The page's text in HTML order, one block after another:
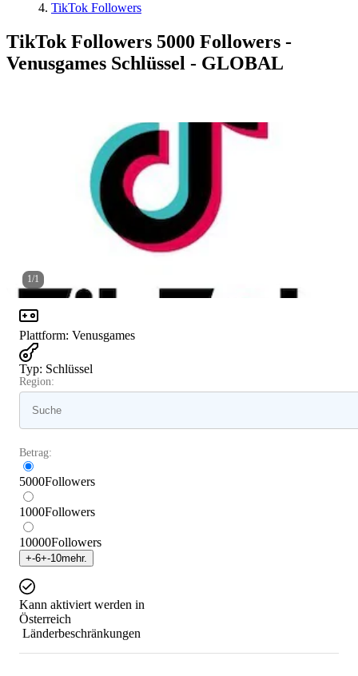
TikTok Followers
TikTok Followers 5000 Followers -
Venusgames Schlüssel - GLOBAL
1/1
Plattform: Venusgames
Typ: Schlüssel
Region:
Betrag:
5000Followers
1000Followers
10000Followers
+-6+-10mehr.
Kann aktiviert werden in
Österreich
Länderbeschränkungen